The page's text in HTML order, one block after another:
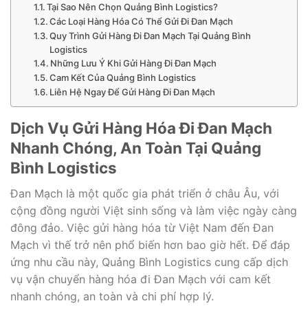
Tại Sao Nên Chọn Quảng Bình Logistics?
Các Loại Hàng Hóa Có Thể Gửi Đi Đan Mạch
Quy Trình Gửi Hàng Đi Đan Mạch Tại Quảng Bình
Logistics
Những Lưu Ý Khi Gửi Hàng Đi Đan Mạch
Cam Kết Của Quảng Bình Logistics
Liên Hệ Ngay Để Gửi Hàng Đi Đan Mạch
Dịch Vụ Gửi Hàng Hóa Đi Đan Mạch
Nhanh Chóng, An Toàn Tại Quảng
Bình Logistics
Đan Mạch là một quốc gia phát triển ở châu Âu, với
cộng đồng người Việt sinh sống và làm việc ngày càng
đông đảo. Việc gửi hàng hóa từ Việt Nam đến Đan
Mạch vì thế trở nên phổ biến hơn bao giờ hết. Để đáp
ứng nhu cầu này, Quảng Bình Logistics cung cấp dịch
vụ vận chuyển hàng hóa đi Đan Mạch với cam kết
nhanh chóng, an toàn và chi phí hợp lý.